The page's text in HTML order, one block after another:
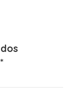
*